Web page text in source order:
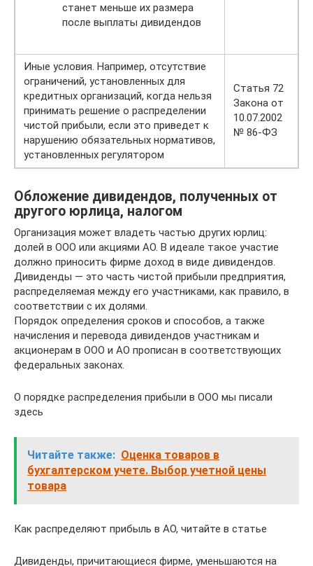
станет меньше их размера
после выплаты дивидендов
Иные условия. Например, отсутствие
ограничений, установленных для
кредитных организаций, когда нельзя
принимать решение о распределении
чистой прибыли, если это приведет к
нарушению обязательных нормативов,
установленных регулятором
Статья 72
Закона от
10.07.2002
№ 86-ФЗ
Обложение дивидендов, полученных от
другого юрлица, налогом
Организация может владеть частью других юрлиц:
долей в ООО или акциями АО. В идеале такое участие
должно приносить фирме доход в виде дивидендов.
Дивиденды — это часть чистой прибыли предприятия,
распределяемая между его участниками, как правило, в
соответствии с их долями.
Порядок определения сроков и способов, а также
начисления и перевода дивидендов участникам и
акционерам в ООО и АО прописан в соответствующих
федеральных законах.
О порядке распределения прибыли в ООО мы писали
здесь
Читайте также: Оценка товаров в
бухгалтерском учете. Выбор учетной цены
товара
Как распределяют прибыль в АО, читайте в статье
Дивиденды, причитающиеся фирме, уменьшаются на